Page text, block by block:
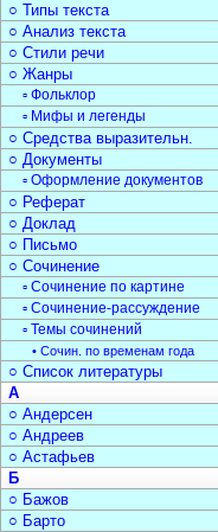
○ Типы текста
○ Анализ текста
○ Стили речи
○ Жанры
▫ Фольклор
▫ Мифы и легенды
○ Средства выразительн.
○ Документы
▫ Оформление документов
○ Реферат
○ Доклад
○ Письмо
○ Сочинение
▫ Сочинение по картине
▫ Сочинение-рассуждение
▫ Темы сочинений
• Сочин. по временам года
○ Список литературы
А
○ Андерсен
○ Андреев
○ Астафьев
Б
○ Бажов
○ Барто